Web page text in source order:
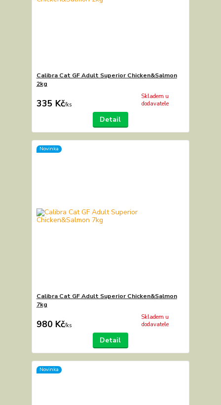
Calibra Cat GF Adult Superior Chicken&Salmon
2kg
335 Kč/ks
Skladem u
dodavatele
Detail
Novinka
Calibra Cat GF Adult Superior Chicken&Salmon
7kg
980 Kč/ks
Skladem u
dodavatele
Detail
Novinka